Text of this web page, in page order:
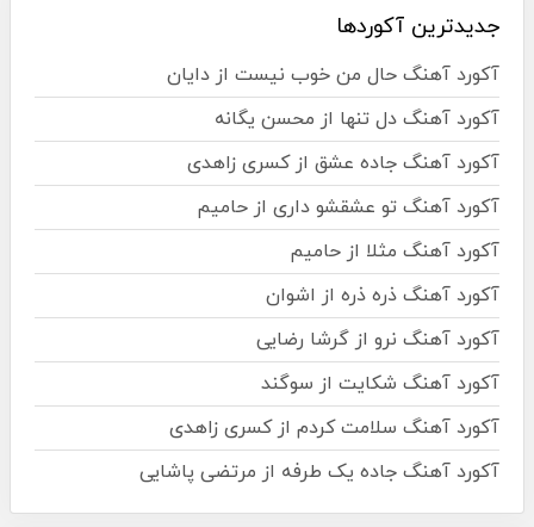
جدیدترین آکوردها
آکورد آهنگ حال من خوب نیست از دایان
آکورد آهنگ دل تنها از محسن یگانه
آکورد آهنگ جاده عشق از کسری زاهدی
آکورد آهنگ تو عشقشو داری از حامیم
آکورد آهنگ مثلا از حامیم
آکورد آهنگ ذره ذره از اشوان
آکورد آهنگ نرو از گرشا رضایی
آکورد آهنگ شکایت از سوگند
آکورد آهنگ سلامت کردم از کسری زاهدی
آکورد آهنگ جاده یک طرفه از مرتضی پاشایی